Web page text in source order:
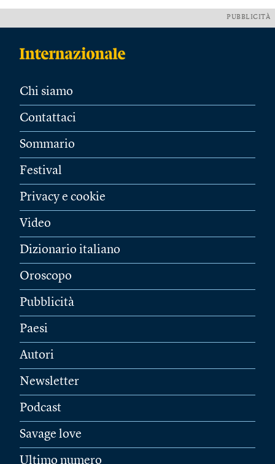
PUBBLICITÀ
Chi siamo
Contattaci
Sommario
Festival
Privacy e cookie
Video
Dizionario italiano
Oroscopo
Pubblicità
Paesi
Autori
Newsletter
Podcast
Savage love
Ultimo numero